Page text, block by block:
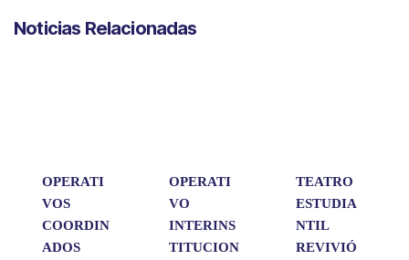
t
e
k
i
p
Noticias Relacionadas
OPERATI
VOS
COORDIN
ADOS
OPERATI
VO
INTERINS
TITUCION
TEATRO
ESTUDIA
NTIL
REVIVIÓ